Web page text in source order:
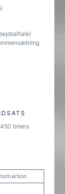
timers